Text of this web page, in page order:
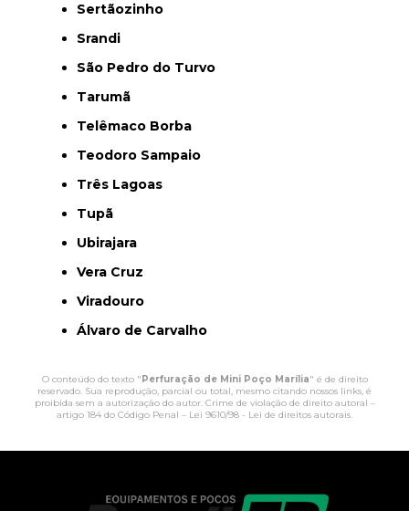
Sertãozinho
Srandi
São Pedro do Turvo
Tarumã
Telêmaco Borba
Teodoro Sampaio
Três Lagoas
Tupã
Ubirajara
Vera Cruz
Viradouro
Álvaro de Carvalho
O conteúdo do texto " Perfuração de Mini Poço Marília" é de direito
reservado. Sua reprodução, parcial ou total, mesmo citando nossos links, é
proibida sem a autorização do autor. Crime de violação de direito autoral –
artigo 184 do Código Penal – Lei 9610/98 - Lei de direitos autorais.